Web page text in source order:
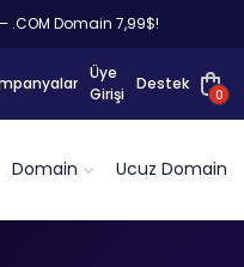
.COM Domain 7,99$!
Üye
Girişi
Destek
0
Domain Ucuz Domain